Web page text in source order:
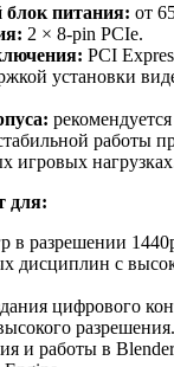
питания: от
2 × 8-pin PCIe.
PCI
установки
работы
игровых
для:
в разрешении
дисциплин с
цифрового
разрешения.
и работы в